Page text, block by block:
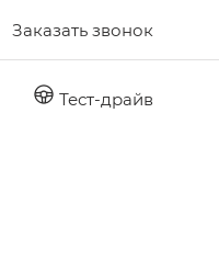
Заказать звонок
Тест-драйв